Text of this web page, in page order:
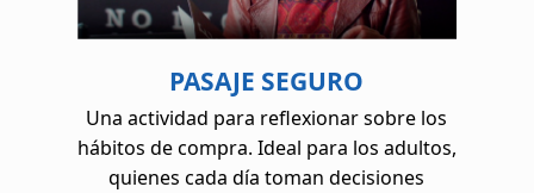
PASAJE SEGURO
Una actividad para reflexionar sobre los
hábitos de compra. Ideal para los adultos,
quienes cada día toman decisiones